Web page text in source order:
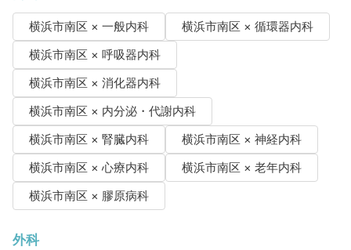
横浜市南区 × 一般内科
横浜市南区 × 循環器内科
横浜市南区 × 呼吸器内科
横浜市南区 × 消化器内科
横浜市南区 × 内分泌・代謝内科
横浜市南区 × 腎臓内科
横浜市南区 × 神経内科
横浜市南区 × 心療内科
横浜市南区 × 老年内科
横浜市南区 × 膠原病科
外科